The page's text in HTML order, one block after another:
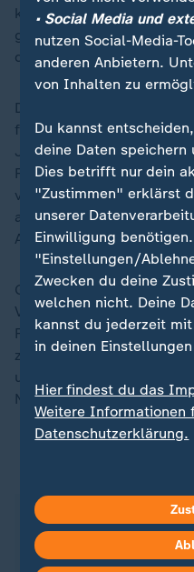
käme einer
gleich und es fehle die
die Sinnhaftigkeit einer
Der AOK-Bundesverband
flächendeckende
Jugendlichen zur
viel zu teuer sei. "Der
allgemeinen Screenings
AOK-
Grundsätzlich sehen
Vorschlag kritisch,
Früherkennung
zuletzt einen Stopp des
unter Kassen und
Nachholbedarf bei der
• Social Media und
nutzen Social-Media-
anderen Anbietern.
von Inhalten zu
Du kannst
deine Daten
Dies betrifft nur dein
"Zustimmen" erklärst
unserer
Einwilligung
"Einstellungen/
Zwecken du deine
welchen nicht. Deine
kannst du jederzeit
in deinen
Hier findest du das
Weitere Informationen
Datenschutzerklärung.